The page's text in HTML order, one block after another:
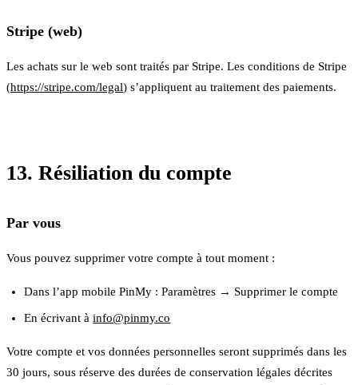
Stripe (web)
Les achats sur le web sont traités par Stripe. Les conditions de Stripe
(https://stripe.com/legal) s’appliquent au traitement des paiements.
13. Résiliation du compte
Par vous
Vous pouvez supprimer votre compte à tout moment :
Dans l’app mobile PinMy : Paramètres → Supprimer le compte
En écrivant àinfo@pinmy.co
Votre compte et vos données personnelles seront supprimés dans les
30 jours, sous réserve des durées de conservation légales décrites